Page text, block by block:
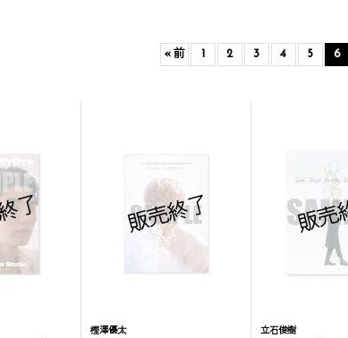
« 前 1 2 3 4 5 6
樫澤優太 立石俊樹